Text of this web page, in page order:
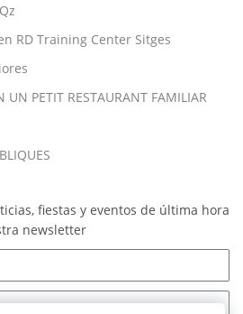
RD Training Center Sitges
UN PETIT RESTAURANT FAMILIAR
fiestas y eventos de última hora
newsletter